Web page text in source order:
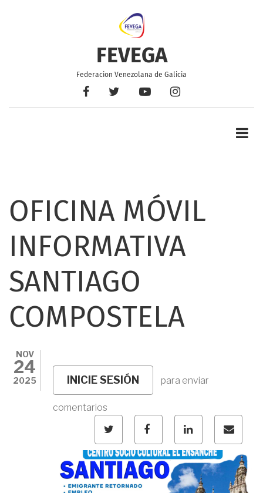
FEVEGA
Federacion Venezolana de Galicia
FacebookTwitterYouTubeInstagram
OFICINA MÓVIL
INFORMATIVA
SANTIAGO
COMPOSTELA
NOV
24
2025 INICIE SESIÓN para enviar
comentarios
TWITTERFACEBOOKLINKED
IN